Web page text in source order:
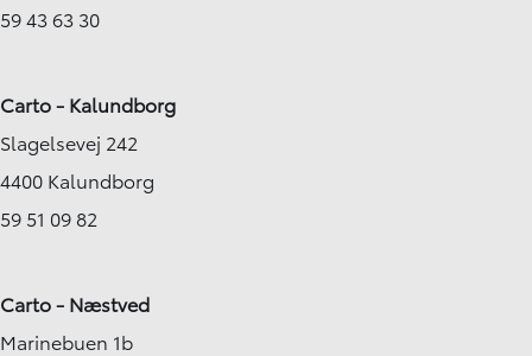
59 43 63 30
Carto - Kalundborg
Slagelsevej 242
4400 Kalundborg
59 51 09 82
Carto - Næstved
Marinebuen 1b